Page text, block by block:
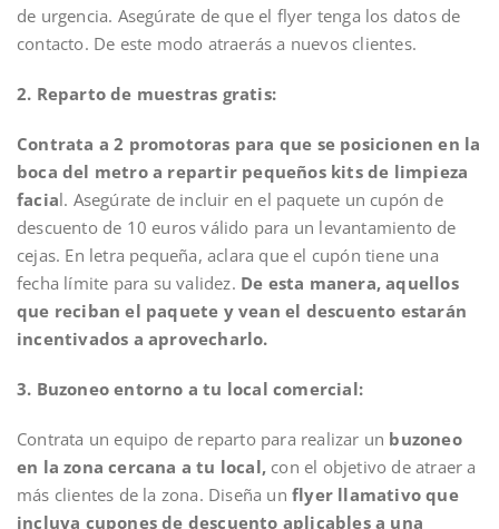
de urgencia. Asegúrate de que el flyer tenga los datos de
contacto. De este modo atraerás a nuevos clientes.
2. Reparto de muestras gratis:
Contrata a 2 promotoras para que se posicionen en la
boca del metro a repartir pequeños kits de limpieza
facial. Asegúrate de incluir en el paquete un cupón de
descuento de 10 euros válido para un levantamiento de
cejas. En letra pequeña, aclara que el cupón tiene una
fecha límite para su validez. De esta manera, aquellos
que reciban el paquete y vean el descuento estarán
incentivados a aprovecharlo.
3. Buzoneo entorno a tu local comercial:
Contrata un equipo de reparto para realizar un buzoneo
en la zona cercana a tu local, con el objetivo de atraer a
más clientes de la zona. Diseña un flyer llamativo que
incluya cupones de descuento aplicables a una